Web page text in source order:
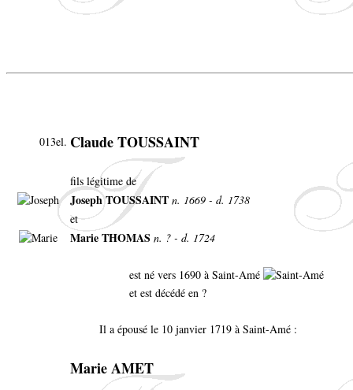
013el. Claude TOUSSAINT
fils légitime de
Joseph TOUSSAINT n. 1669 - d. 1738
et
Marie THOMAS n. ? - d. 1724
est né vers 1690 à Saint-Amé
et est décédé en ?
Il a épousé le 10 janvier 1719 à Saint-Amé :
Marie AMET